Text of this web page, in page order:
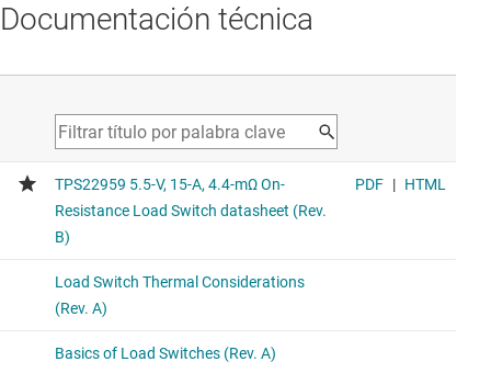
Documentación técnica